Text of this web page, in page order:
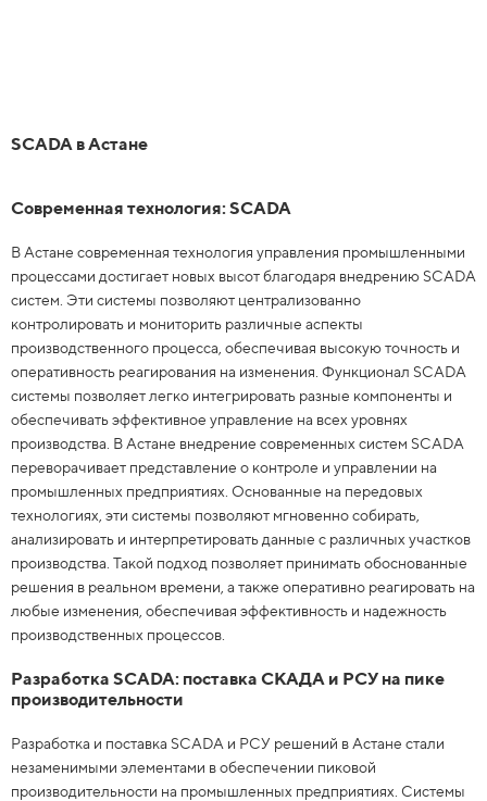
SCADA в Астане
Современная технология: SCADA
В Астане современная технология управления промышленными
процессами достигает новых высот благодаря внедрению SCADA
систем. Эти системы позволяют централизованно
контролировать и мониторить различные аспекты
производственного процесса, обеспечивая высокую точность и
оперативность реагирования на изменения. Функционал SCADA
системы позволяет легко интегрировать разные компоненты и
обеспечивать эффективное управление на всех уровнях
производства. В Астане внедрение современных систем SCADA
переворачивает представление о контроле и управлении на
промышленных предприятиях. Основанные на передовых
технологиях, эти системы позволяют мгновенно собирать,
анализировать и интерпретировать данные с различных участков
производства. Такой подход позволяет принимать обоснованные
решения в реальном времени, а также оперативно реагировать на
любые изменения, обеспечивая эффективность и надежность
производственных процессов.
Разработка SCADA: поставка СКАДА и РСУ на пике
производительности
Разработка и поставка SCADA и РСУ решений в Астане стали
незаменимыми элементами в обеспечении пиковой
производительности на промышленных предприятиях. Системы